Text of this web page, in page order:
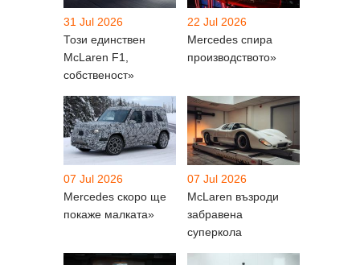
31 Jul 2026
Този единствен
McLaren F1,
собственост»
22 Jul 2026
Mercedes спира
производството»
07 Jul 2026
Mercedes скоро ще
покаже малката»
07 Jul 2026
McLaren възроди
забравена
суперкола